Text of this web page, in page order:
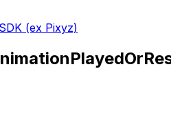
(ex Pixyz)